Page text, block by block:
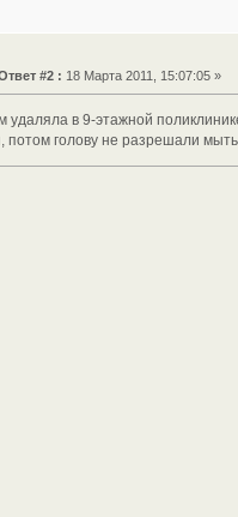
#2 : 18 Марта 2011, 15:07:05 »
удаляла в 9-этажной
потом голову не разрешали